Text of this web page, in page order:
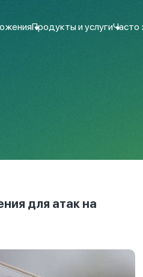
Продукты и услугиЧасто
для атак на